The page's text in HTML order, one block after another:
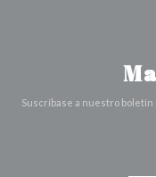
Suscríbase a nuestro